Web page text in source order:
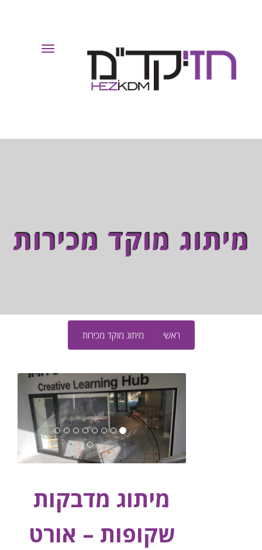
Toggle
מיתוג מוקד מכירות
ראשי מיתוג מוקד מכירות
מיתוג מדבקות
שקופות – אורט